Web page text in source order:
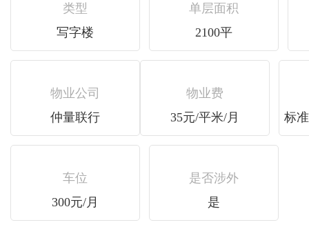
类型
写字楼
单层面积
2100平
物业公司
仲量联行
物业费
35元/平米/月
标准
车位
300元/月
是否涉外
是